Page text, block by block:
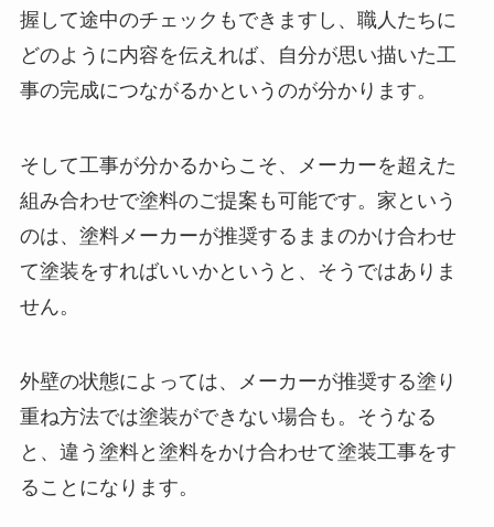
握して途中のチェックもできますし、職人たちに
どのように内容を伝えれば、自分が思い描いた工
事の完成につながるかというのが分かります。
そして工事が分かるからこそ、メーカーを超えた
組み合わせで塗料のご提案も可能です。家という
のは、塗料メーカーが推奨するままのかけ合わせ
て塗装をすればいいかというと、そうではありま
せん。
外壁の状態によっては、メーカーが推奨する塗り
重ね方法では塗装ができない場合も。そうなる
と、違う塗料と塗料をかけ合わせて塗装工事をす
ることになります。